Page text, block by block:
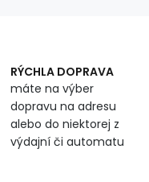
RÝCHLA DOPRAVA
máte na výber
dopravu na adresu
alebo do niektorej z
výdajní či automatu